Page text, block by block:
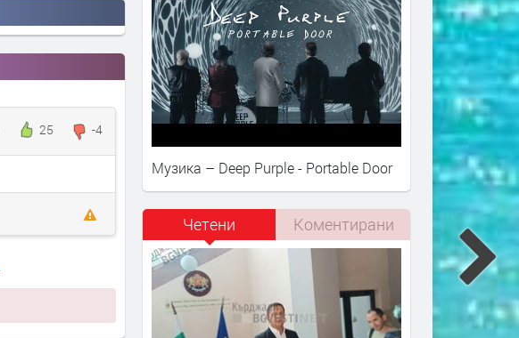
25 -4
Музика – Deep Purple - Portable Door
Четени Коментирани